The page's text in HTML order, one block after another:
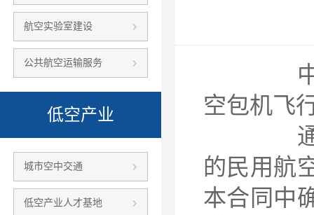
航空实验室建设
公共航空运输服务
低空产业
城市空中交通
低空产业人才基地
中国民
空包机飞
通用航
的民用航
本合同中